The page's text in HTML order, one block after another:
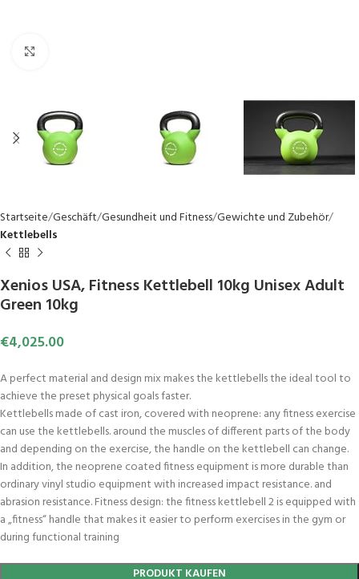
Startseite Geschäft Gesundheit und Fitness Gewichte und Zubehör
Kettlebells
Xenios USA, Fitness Kettlebell 10kg Unisex Adult
Green 10kg
€4,025.00
A perfect material and design mix makes the kettlebells the ideal tool to
achieve the preset physical goals faster.
Kettlebells made of cast iron, covered with neoprene: any fitness exercise
can use the kettlebells. around the muscles of different parts of the body
and depending on the exercise, the handle on the kettlebell can change.
In addition, the neoprene coated fitness equipment is more durable than
ordinary vinyl studio equipment with increased impact resistance. and
abrasion resistance. Fitness design: the fitness kettlebell 2 is equipped with
a „fitness“ handle that makes it easier to perform exercises in the gym or
during functional training
PRODUKT KAUFEN